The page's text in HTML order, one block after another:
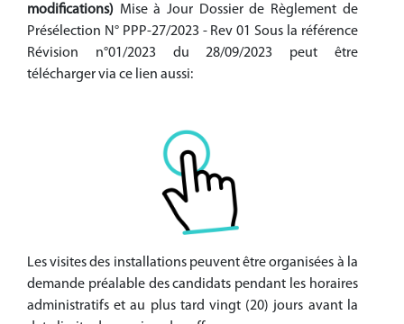
modifications) Mise à Jour Dossier de Règlement de
Présélection N° PPP-27/2023 - Rev 01 Sous la référence
Révision n°01/2023 du 28/09/2023 peut être
télécharger via ce lien aussi:
Les visites des installations peuvent être organisées à la
demande préalable des candidats pendant les horaires
administratifs et au plus tard vingt (20) jours avant la